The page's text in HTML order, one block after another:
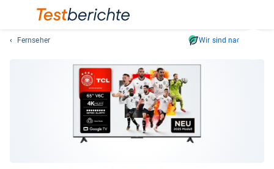
Fernseher Wir sind nachhaltig